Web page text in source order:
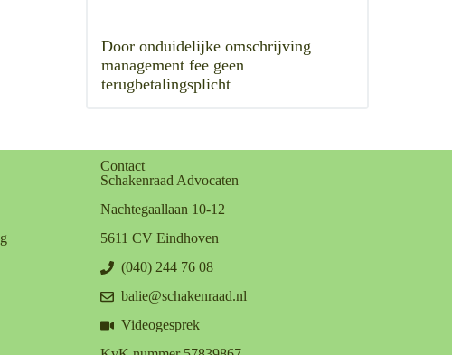
Door onduidelijke omschrijving
management fee geen
terugbetalingsplicht
Contact
Schakenraad Advocaten
Nachtegaallaan 10-12
5611 CV Eindhoven
(040) 244 76 08
balie@schakenraad.nl
Videogesprek